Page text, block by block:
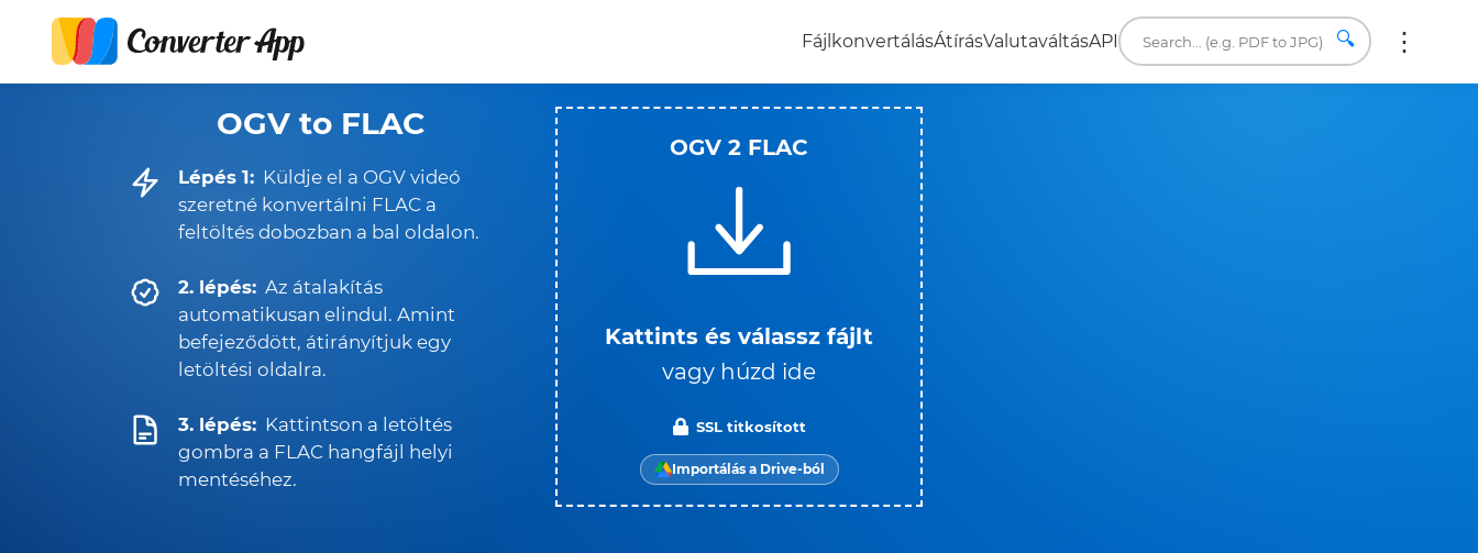
FájlkonvertálásÁtírásValutaváltásAPI 🔍
OGV to FLAC
Lépés 1: Küldje el a OGV videó
szeretné konvertálni FLAC a
feltöltés dobozban a bal oldalon.
2. lépés: Az átalakítás
automatikusan elindul. Amint
befejeződött, átirányítjuk egy
letöltési oldalra.
3. lépés: Kattintson a letöltés
gombra a FLAC hangfájl helyi
mentéséhez.
OGV 2 FLAC
Kattints és válassz fájlt
vagy húzd ide
SSL titkosított
Importálás a Drive-ból